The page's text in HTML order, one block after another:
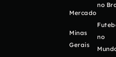
Mercado
Minas
Gerais
no
no